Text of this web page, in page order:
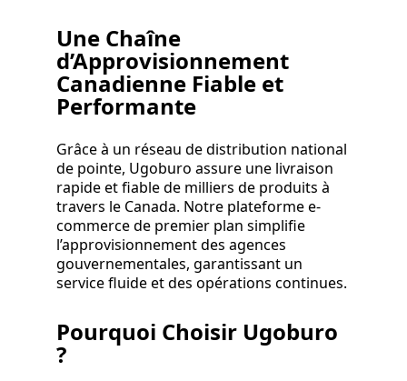
Une Chaîne
d’Approvisionnement
Canadienne Fiable et
Performante
Grâce à un réseau de distribution national
de pointe, Ugoburo assure une livraison
rapide et fiable de milliers de produits à
travers le Canada. Notre plateforme e-
commerce de premier plan simplifie
l’approvisionnement des agences
gouvernementales, garantissant un
service fluide et des opérations continues.
Pourquoi Choisir Ugoburo
?